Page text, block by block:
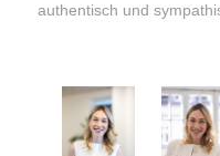
authentisch und